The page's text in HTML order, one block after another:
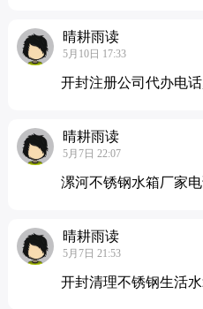
晴耕雨读
5月10日 17:33
开封注册公司代办电
晴耕雨读
5月7日 22:07
漯河不锈钢水箱厂家
晴耕雨读
5月7日 21:53
开封清理不锈钢生活